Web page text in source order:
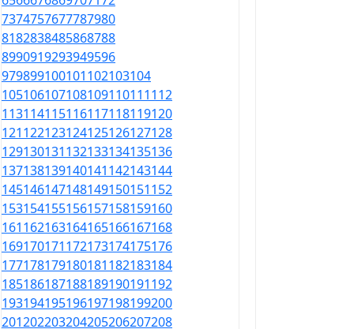
7374757677787980
8182838485868788
8990919293949596
979899100101102103104
105106107108109110111112
113114115116117118119120
121122123124125126127128
129130131132133134135136
137138139140141142143144
145146147148149150151152
153154155156157158159160
161162163164165166167168
169170171172173174175176
177178179180181182183184
185186187188189190191192
193194195196197198199200
201202203204205206207208